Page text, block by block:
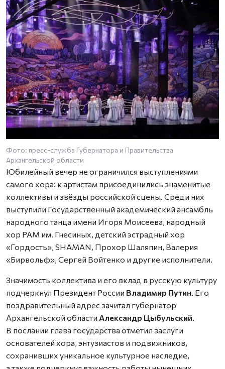
Фото: пресс-служба Губернатора и Правительства
Архангельской области
Юбилейный вечер не ограничился выступлениями
самого хора: к артистам присоединились знаменитые
коллективы и звёзды российской сцены. Среди них
выступили Государственный академический ансамбль
народного танца имени Игоря Моисеева, народный
хор РАМ им. Гнесиных, детский эстрадный хор
«Гордость», SHAMAN, Прохор Шаляпин, Валерия
«Бирвольф», Сергей Войтенко и другие исполнители.
Значимость коллектива и его вклад в русскую культуру
подчеркнул Президент России Владимир Путин. Его
поздравительный адрес зачитал губернатор
Архангельской области Александр Цыбульский.
В послании глава государства отметил заслуги
основателей хора, энтузиастов и подвижников,
сохранивших уникальное культурное наследие,